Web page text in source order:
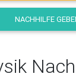
NACHHILFE